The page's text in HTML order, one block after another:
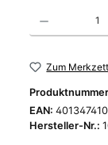
Produkt Anzahl:
Zum
EAN:
Hersteller-Nr.: